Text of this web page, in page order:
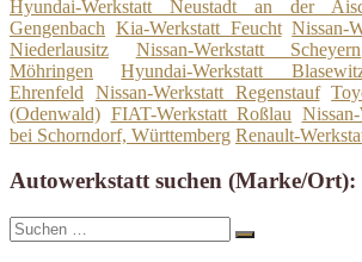
Hyundai-Werkstatt Neustadt an der
Gengenbach Kia-Werkstatt Feucht Nissan-
Niederlausitz
Nissan-Werkstatt Scheyern
Möhringen
Hyundai-Werkstatt
Ehrenfeld
Nissan-Werkstatt Regenstauf
(Odenwald) FIAT-Werkstatt Roßlau
bei Schorndorf, Württemberg Renault-
Autowerkstatt suchen (Marke/Ort):
Suche
nach:
Suchen